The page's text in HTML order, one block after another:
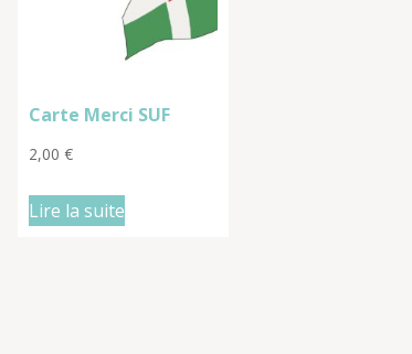
Carte Merci SUF
2,00€
Lire la suite